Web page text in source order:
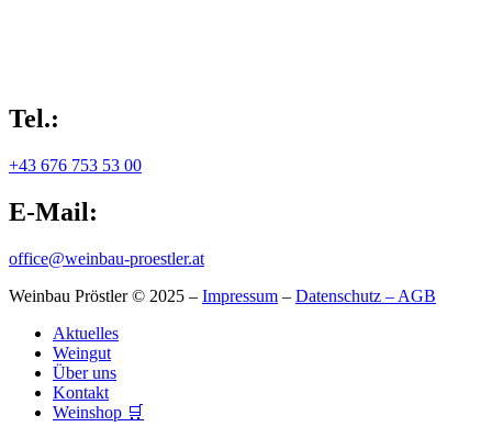
Tel.:
+43 676 753 53 00
E-Mail:
office@weinbau-proestler.at
Weinbau Pröstler © 2025 – Impressum – Datenschutz – AGB
Aktuelles
Weingut
Über uns
Kontakt
Weinshop 🛒